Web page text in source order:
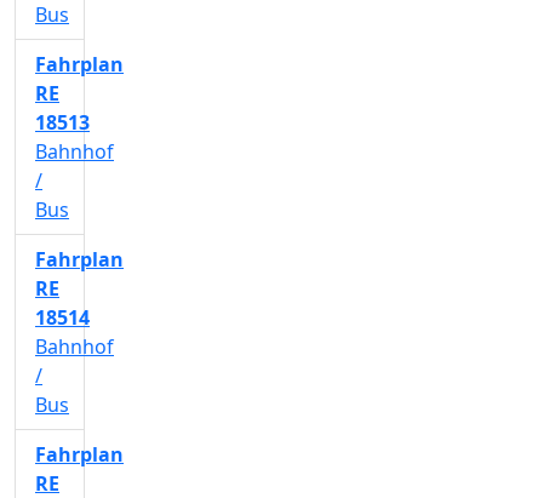
Bus
Fahrplan
RE
18513
Bahnhof
/
Bus
Fahrplan
RE
18514
Bahnhof
/
Bus
Fahrplan
RE